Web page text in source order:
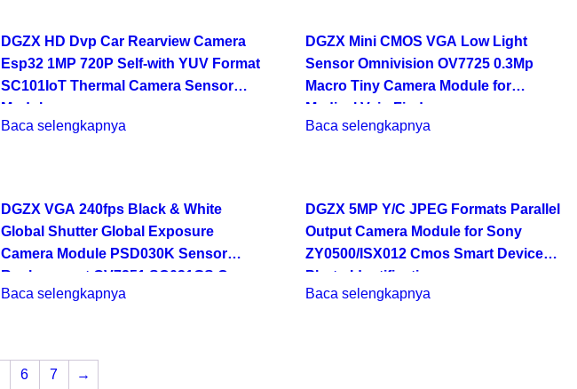
DGZX HD Dvp Car Rearview Camera
Esp32 1MP 720P Self-with YUV Format
SC101IoT Thermal Camera Sensor
Module
Baca selengkapnya
DGZX Mini CMOS VGA Low Light
Sensor Omnivision OV7725 0.3Mp
Macro Tiny Camera Module for
Medical Vein Finder
Baca selengkapnya
DGZX VGA 240fps Black & White
Global Shutter Global Exposure
Camera Module PSD030K Sensor
Replacement OV7251 SC031GS Cmos
Baca selengkapnya
DGZX 5MP Y/C JPEG Formats Parallel
Output Camera Module for Sony
ZY0500/ISX012 Cmos Smart Device
Photo Identification
Baca selengkapnya
6 7 →